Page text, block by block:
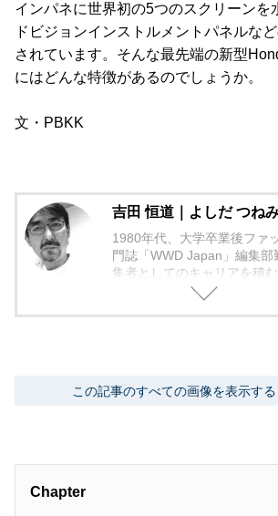
インパネに世界初の5つのスクリーンを
ドビジョンインストルメントパネルな
されています。そんな最先端の新型
にはどんな特徴があるのでしょうか。
文・PBKK
吉田 恒道｜よしだ つね
1980年代、大学卒業後ファ
門誌「WWD Japan」編集
集者としてのキャリアを積
2000年代、中堅出版社ダイ
この記事のすべての画像を表示する
Chapter